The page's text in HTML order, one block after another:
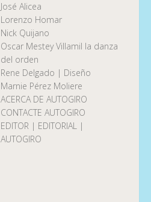
José Alicea
Lorenzo Homar
Nick Quijano
Oscar Mestey Villamil la danza
del orden
Rene Delgado | Diseño
Marnie Pérez Moliere
ACERCA DE AUTOGIRO
CONTACTE AUTOGIRO
EDITOR | EDITORIAL |
AUTOGIRO